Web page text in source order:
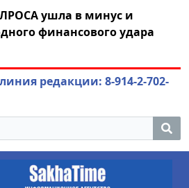
ушла в минус и
финансового удара
редакции: 8-914-2-702-